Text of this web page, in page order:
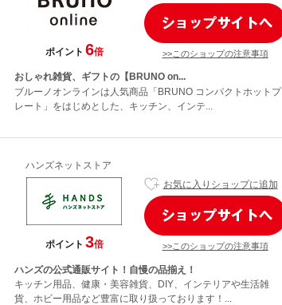
ポイント 6倍 >>このショップの注意事項
おしゃれ雑貨、ギフトの【BRUNO on...
ブルーノオンラインは人気商品「BRUNO コンパクトホットプ
レート」をはじめとした、キッチン、インテ...
ハンズネットストア
ポイント 3倍
お気に入りショップに追加
>>このショップの注意事項
ハンズの公式通販サイト！自慢の品揃え！
キッチン用品、健康・美容雑貨、DIY、インテリアや生活雑
貨、ホビー用品など豊富に取り扱っております！...